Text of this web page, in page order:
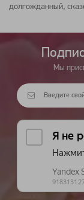
долгожданный,
Мы